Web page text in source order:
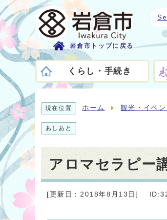
岩倉市トップに戻る
くらし・手続き
現在位置 ホーム 観光・イベン
あしあと
アロマセラピー
[更新日：2018年8月13日]